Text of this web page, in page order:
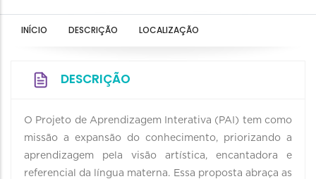
INÍCIO DESCRIÇÃO LOCALIZAÇÃO
DESCRIÇÃO
O Projeto de Aprendizagem Interativa (PAI) tem como
missão a expansão do conhecimento, priorizando a
aprendizagem pela visão artística, encantadora e
referencial da língua materna. Essa proposta abraça as